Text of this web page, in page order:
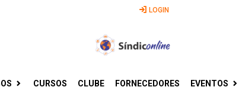
LOGIN
CURSOS CLUBE FORNECEDORES EVENTOS